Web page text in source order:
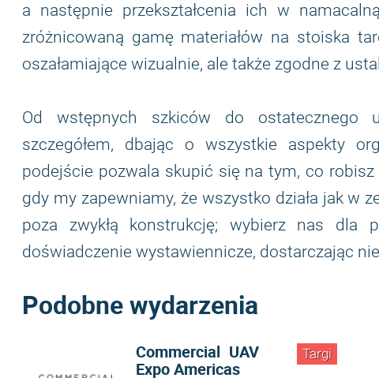
a następnie przekształcenia ich w
zróżnicowaną gamę materiałów na stoiska
oszałamiające wizualnie, ale także zgodne z
Od wstępnych szkiców do ostatecznego
szczegółem, dbając o wszystkie aspekty
podejście pozwala skupić się na tym, co
gdy my zapewniamy, że wszystko działa jak w
poza zwykłą konstrukcję; wybierz nas dla
doświadczenie wystawiennicze, dostarczając
Podobne wydarzenia
Targi
Commercial UAV
Expo Americas